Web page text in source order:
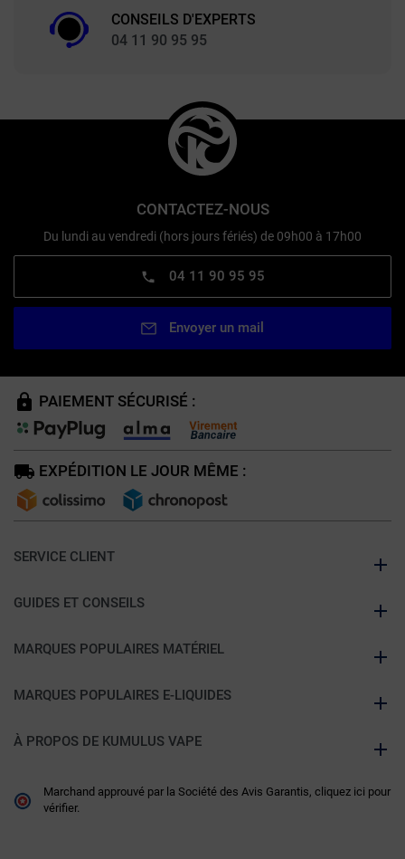
CONSEILS D'EXPERTS
04 11 90 95 95
CONTACTEZ-NOUS
Du lundi au vendredi (hors jours fériés) de 09h00 à 17h00
04 11 90 95 95
Envoyer un mail
PAIEMENT SÉCURISÉ :
EXPÉDITION LE JOUR MÊME :
SERVICE CLIENT
GUIDES ET CONSEILS
MARQUES POPULAIRES MATÉRIEL
MARQUES POPULAIRES E-LIQUIDES
À PROPOS DE KUMULUS VAPE
Marchand approuvé par la Société des Avis Garantis, cliquez ici pour
vérifier.